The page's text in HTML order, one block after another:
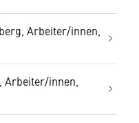
Arbeiter/innen,
innen,